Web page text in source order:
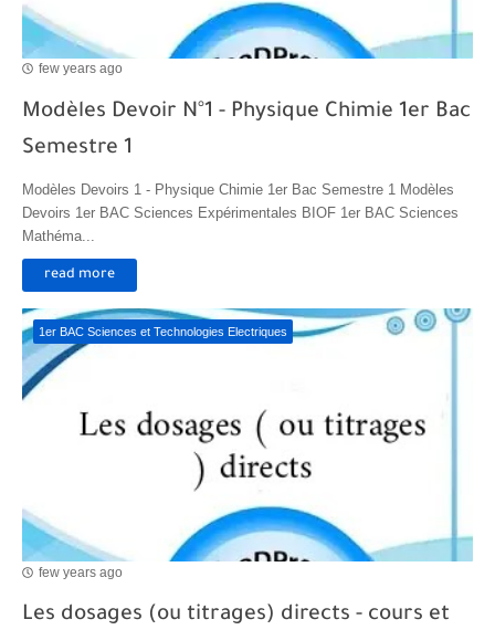
few years ago
Modèles Devoir N°1 - Physique Chimie 1er Bac
Semestre 1
Modèles Devoirs 1 - Physique Chimie 1er Bac Semestre 1 Modèles
Devoirs 1er BAC Sciences Expérimentales BIOF 1er BAC Sciences
Mathéma...
read more
1er BAC Sciences et Technologies Electriques
few years ago
Les dosages (ou titrages) directs - cours et